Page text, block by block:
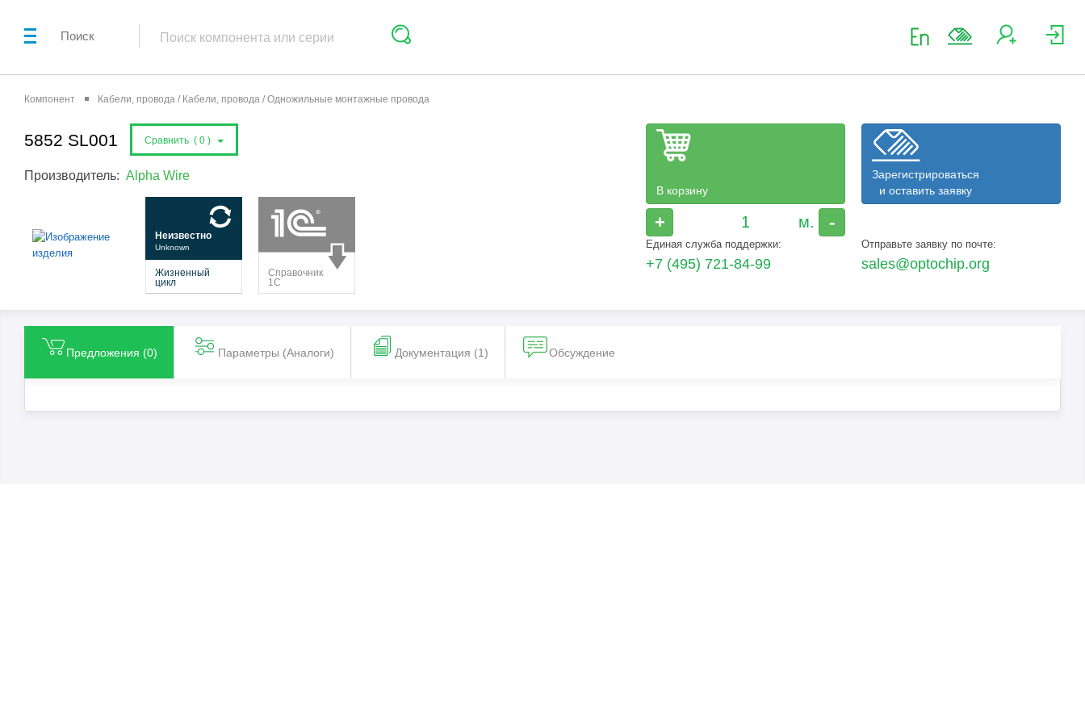
Поиск
Компонент Кабели, провода / Кабели, провода / Одножильные монтажные провода
5852 SL001 Сравнить ( 0 )
Производитель: Alpha Wire
В корзину
+ -
Зарегистрироваться
и оставить заявку
Единая служба поддержки:
+7 (495) 721-84-99
Отправьте заявку по почте:
sales@optochip.org
Предложения (0) Параметры (Aналоги) Документация (1) Обсуждение